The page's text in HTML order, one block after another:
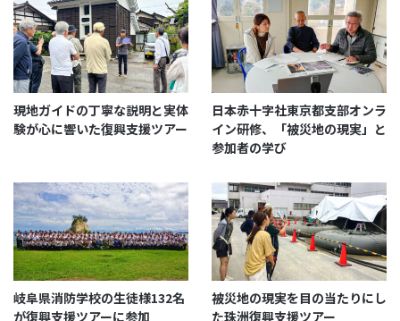
現地ガイドの丁寧な説明と実体
験が心に響いた復興支援ツアー
日本赤十字社東京都支部オンラ
イン研修、「被災地の現実」と
参加者の学び
岐阜県消防学校の生徒様132名
が復興支援ツアーに参加
被災地の現実を目の当たりにし
た珠洲復興支援ツアー